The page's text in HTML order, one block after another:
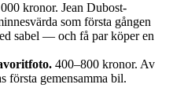
kronor. Jean Dubost-
som första gången
sabel — och få par köper en
400–800 kronor. Av
första gemensamma bil.